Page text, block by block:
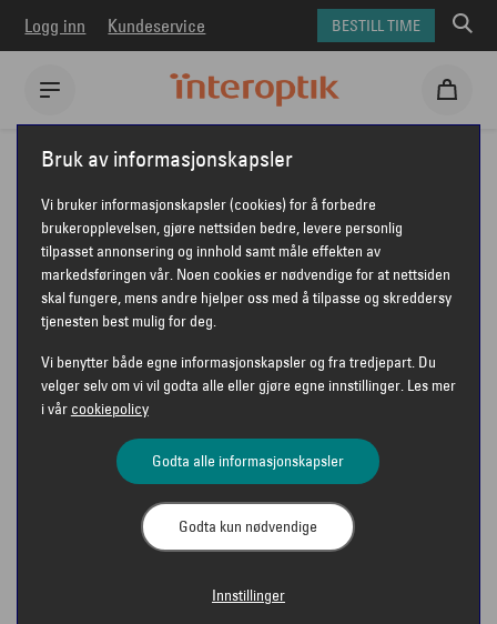
Logg inn Kundeservice BESTILL TIME
Interoptik Solbriller
Tom Ford solbriller
Tom Ford FT1088 Seraphina
TOM FORD FT1088 SERAPHINA
Bruk av informasjonskapsler
Vi bruker informasjonskapsler (cookies) for å forbedre
brukeropplevelsen, gjøre nettsiden bedre, levere personlig
tilpasset annonsering og innhold samt måle effekten av
markedsføringen vår. Noen cookies er nødvendige for at nettsiden
skal fungere, mens andre hjelper oss med å tilpasse og skreddersy
tjenesten best mulig for deg.
Vi benytter både egne informasjonskapsler og fra tredjepart. Du
velger selv om vi vil godta alle eller gjøre egne innstillinger. Les mer
i vår cookiepolicy
Godta alle informasjonskapsler
Godta kun nødvendige
Innstillinger